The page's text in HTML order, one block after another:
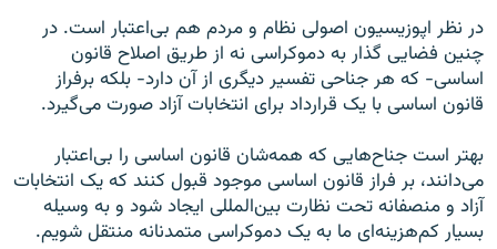
در نظر اپوزیسیون اصولی نظام و مردم هم بی‌اعتبار است. در
چنین فضایی گذار به دموکراسی نه از طریق اصلاح قانون
اساسی- که هر جناحی تفسیر دیگری از آن دارد- بلکه برفراز
قانون اساسی با یک قرارداد برای انتخابات آزاد صورت می‌گیرد.
بهتر است جناح‌هایی که همه‌شان قانون اساسی را بی‌اعتبار
می‌دانند، بر فراز قانون اساسی موجود قبول کنند که یک انتخابات
آزاد و منصفانه تحت نظارت بین‌المللی ایجاد شود و به وسیله
بسیار کم‌هزینه‌ای ما به یک دموکراسی متمدنانه منتقل شویم.